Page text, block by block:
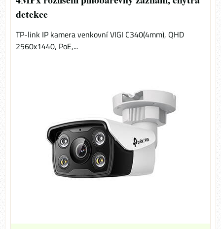
detekce
TP-link IP kamera venkovní VIGI C340(4mm), QHD
2560x1440, PoE,...